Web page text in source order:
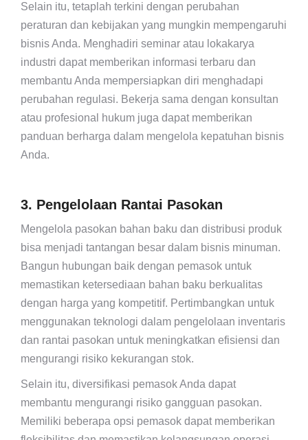
Selain itu, tetaplah terkini dengan perubahan
peraturan dan kebijakan yang mungkin mempengaruhi
bisnis Anda. Menghadiri seminar atau lokakarya
industri dapat memberikan informasi terbaru dan
membantu Anda mempersiapkan diri menghadapi
perubahan regulasi. Bekerja sama dengan konsultan
atau profesional hukum juga dapat memberikan
panduan berharga dalam mengelola kepatuhan bisnis
Anda.
3. Pengelolaan Rantai Pasokan
Mengelola pasokan bahan baku dan distribusi produk
bisa menjadi tantangan besar dalam bisnis minuman.
Bangun hubungan baik dengan pemasok untuk
memastikan ketersediaan bahan baku berkualitas
dengan harga yang kompetitif. Pertimbangkan untuk
menggunakan teknologi dalam pengelolaan inventaris
dan rantai pasokan untuk meningkatkan efisiensi dan
mengurangi risiko kekurangan stok.
Selain itu, diversifikasi pemasok Anda dapat
membantu mengurangi risiko gangguan pasokan.
Memiliki beberapa opsi pemasok dapat memberikan